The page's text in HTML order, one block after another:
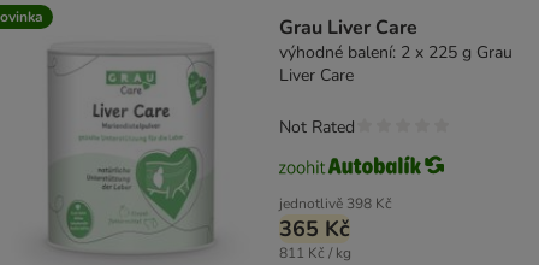
Grau Liver Care
výhodné balení: 2 x 225 g Grau
Liver Care
jednotlivě 398 Kč
365 Kč
811 Kč / kg
Not Rated